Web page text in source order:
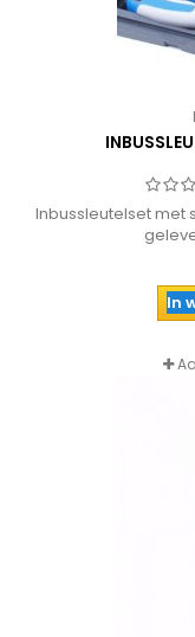
Inbussleutelset met
In